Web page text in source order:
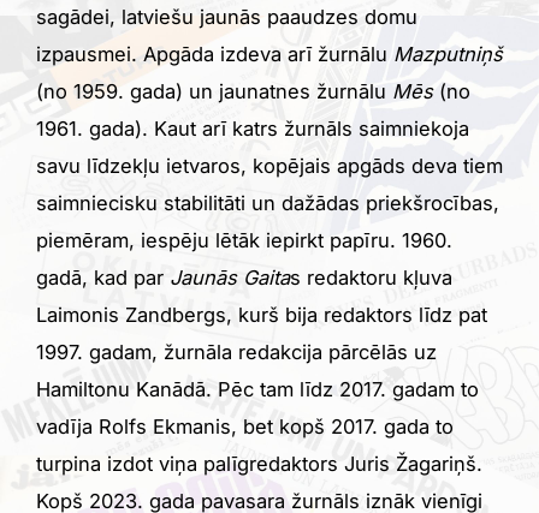
sagādei, latviešu jaunās paaudzes domu
izpausmei. Apgāda izdeva arī žurnālu Mazputniņš
(no 1959. gada) un jaunatnes žurnālu Mēs(no
1961. gada). Kaut arī katrs žurnāls saimniekoja
savu līdzekļu ietvaros, kopējais apgāds deva tiem
saimniecisku stabilitāti un dažādas priekšrocības,
piemēram, iespēju lētāk iepirkt papīru. 1960.
gadā, kad par Jaunās Gaitas redaktoru kļuva
Laimonis Zandbergs, kurš bija redaktors līdz pat
1997. gadam, žurnāla redakcija pārcēlās uz
Hamiltonu Kanādā. Pēc tam līdz 2017. gadam to
vadīja Rolfs Ekmanis, bet kopš 2017. gada to
turpina izdot viņa palīgredaktors Juris Žagariņš.
Kopš 2023. gada pavasara žurnāls iznāk vienīgi